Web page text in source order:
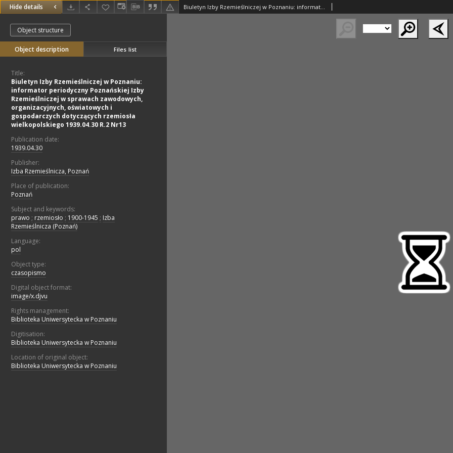
Hide details Biuletyn Izby Rzemieślniczej w Poznaniu: informator periodyczny Poznańskiej Izby Rzemieślniczej w sprawach zawodowych, organizacyjnych, oświatowych i gospodarczych dotyczących rzemiosła wielkopolskiego 1939.04.30 R.2 Nr13
Object structure
Object description Files list
Title:
Biuletyn Izby Rzemieślniczej w Poznaniu:
informator periodyczny Poznańskiej Izby
Rzemieślniczej w sprawach zawodowych,
organizacyjnych, oświatowych i
gospodarczych dotyczących rzemiosła
wielkopolskiego 1939.04.30 R.2 Nr13
Publication date:
1939.04.30
Publisher:
Izba Rzemieślnicza, Poznań
Place of publication:
Poznań
Subject and keywords:
prawo ; rzemiosło ; 1900-1945 ; Izba
Rzemieślnicza (Poznań)
Language:
pol
Object type:
czasopismo
Digital object format:
image/x.djvu
Rights management:
Biblioteka Uniwersytecka w Poznaniu
Digitisation:
Biblioteka Uniwersytecka w Poznaniu
Location of original object:
Biblioteka Uniwersytecka w Poznaniu